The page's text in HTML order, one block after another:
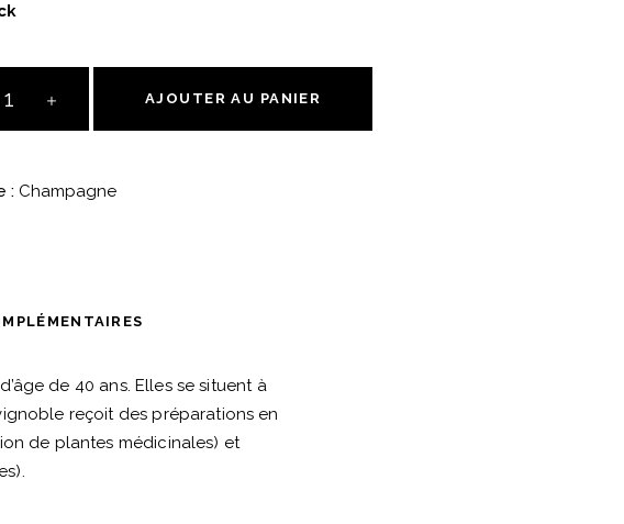
AJOUTER AU PANIER
: Champagne
de 40 ans. Elles se situent à
reçoit des préparations en
de plantes médicinales) et